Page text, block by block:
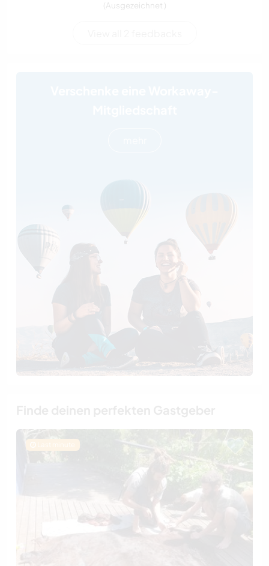
(Ausgezeichnet )
Last minute